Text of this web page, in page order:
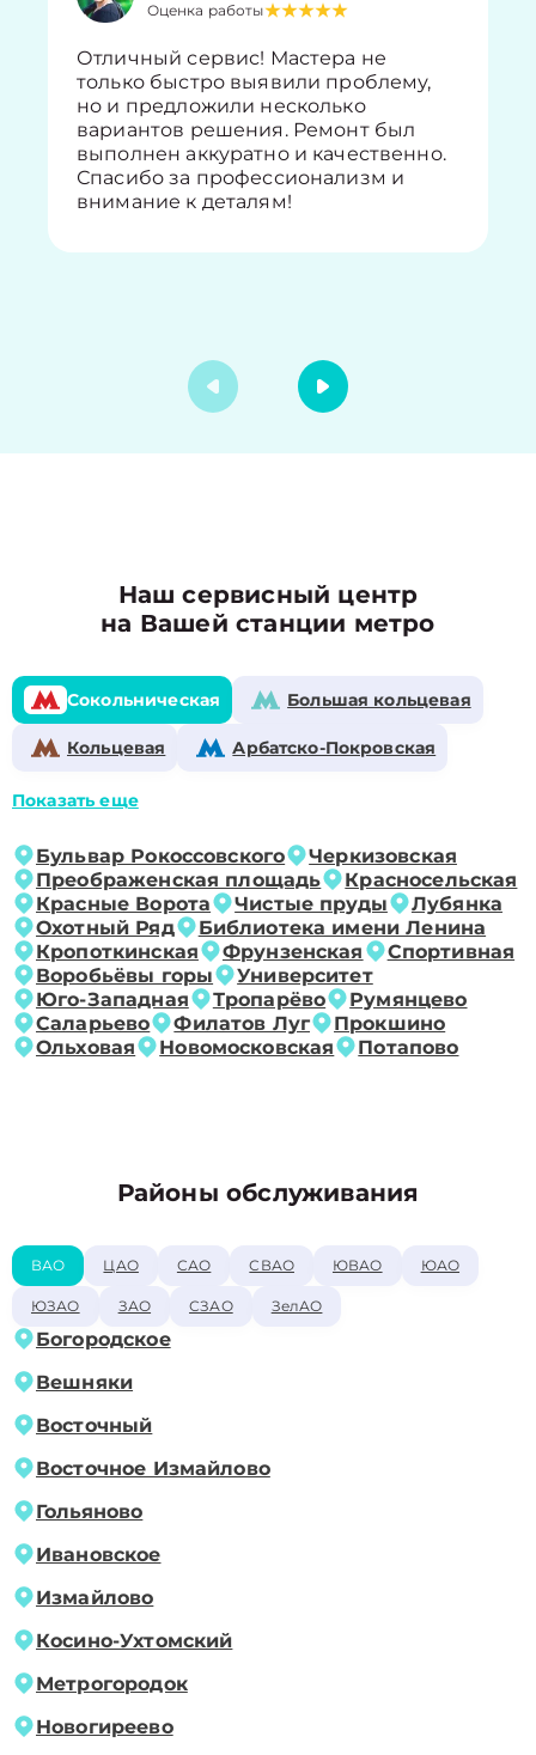
Оценка работы
Отличный сервис! Мастера не
только быстро выявили проблему,
но и предложили несколько
вариантов решения. Ремонт был
выполнен аккуратно и качественно.
Спасибо за профессионализм и
внимание к деталям!
Наш сервисный центр
на Вашей станции метро
Сокольническая Большая кольцевая
Кольцевая Арбатско-Покровская
Показать еще
Бульвар Рокоссовского
Черкизовская
Преображенская площадь
Красносельская
Красные Ворота
Чистые пруды
Лубянка
Охотный Ряд
Библиотека имени Ленина
Кропоткинская
Фрунзенская
Спортивная
Воробьёвы горы
Университет
Юго-Западная
Тропарёво
Румянцево
Саларьево
Филатов Луг
Прокшино
Ольховая
Новомосковская Потапово
Районы обслуживания
ВАО ЦАО САО СВАО ЮВАО ЮАО
ЮЗАО ЗАО СЗАО ЗелАО
Богородское
Вешняки
Восточный
Восточное Измайлово
Гольяново
Ивановское
Измайлово
Косино-Ухтомский
Метрогородок
Новогиреево